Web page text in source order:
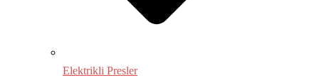
Elektrikli Presler